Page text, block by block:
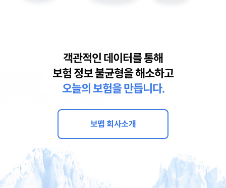
객관적인 데이터를 통해
보험 정보 불균형을 해소하고
오늘의 보험을 만듭니다.
보맵 회사소개